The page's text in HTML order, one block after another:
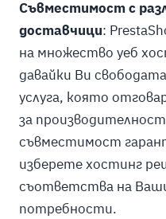
Съвместимост с
доставчици:
на множество уеб
давайки Ви
услуга, която
за
съвместимост
изберете хостинг
съответства на
потребности.